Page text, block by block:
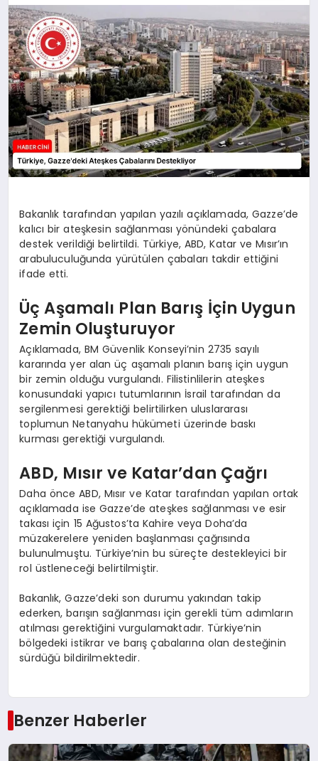
GENEL
EKONOMI
YEREL HABERLER
GÜNDEM
Bakanlık tarafından yapılan yazılı açıklamada, Gazze’de
kalıcı bir ateşkesin sağlanması yönündeki çabalara
destek verildiği belirtildi. Türkiye, ABD, Katar ve Mısır’ın
arabuluculuğunda yürütülen çabaları takdir ettiğini
ifade etti.
Üç Aşamalı Plan Barış İçin Uygun
Zemin Oluşturuyor
Açıklamada, BM Güvenlik Konseyi’nin 2735 sayılı
kararında yer alan üç aşamalı planın barış için uygun
bir zemin olduğu vurgulandı. Filistinlilerin ateşkes
konusundaki yapıcı tutumlarının İsrail tarafından da
sergilenmesi gerektiği belirtilirken uluslararası
toplumun Netanyahu hükümeti üzerinde baskı
kurması gerektiği vurgulandı.
ABD, Mısır ve Katar’dan Çağrı
Daha önce ABD, Mısır ve Katar tarafından yapılan ortak
açıklamada ise Gazze’de ateşkes sağlanması ve esir
takası için 15 Ağustos’ta Kahire veya Doha’da
müzakerelere yeniden başlanması çağrısında
bulunulmuştu. Türkiye’nin bu süreçte destekleyici bir
rol üstleneceği belirtilmiştir.
Bakanlık, Gazze’deki son durumu yakından takip
ederken, barışın sağlanması için gerekli tüm adımların
atılması gerektiğini vurgulamaktadır. Türkiye’nin
bölgedeki istikrar ve barış çabalarına olan desteğinin
sürdüğü bildirilmektedir.
Benzer Haberler